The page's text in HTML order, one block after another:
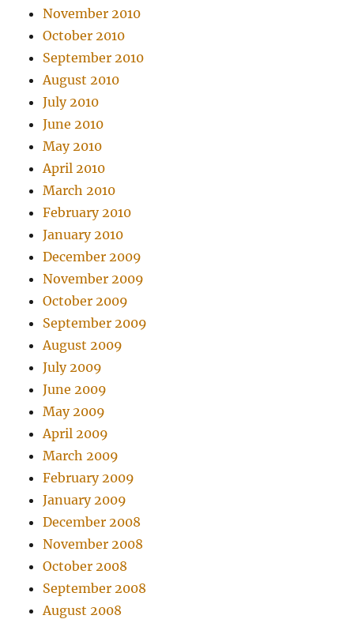
November 2010
October 2010
September 2010
August 2010
July 2010
June 2010
May 2010
April 2010
March 2010
February 2010
January 2010
December 2009
November 2009
October 2009
September 2009
August 2009
July 2009
June 2009
May 2009
April 2009
March 2009
February 2009
January 2009
December 2008
November 2008
October 2008
September 2008
August 2008